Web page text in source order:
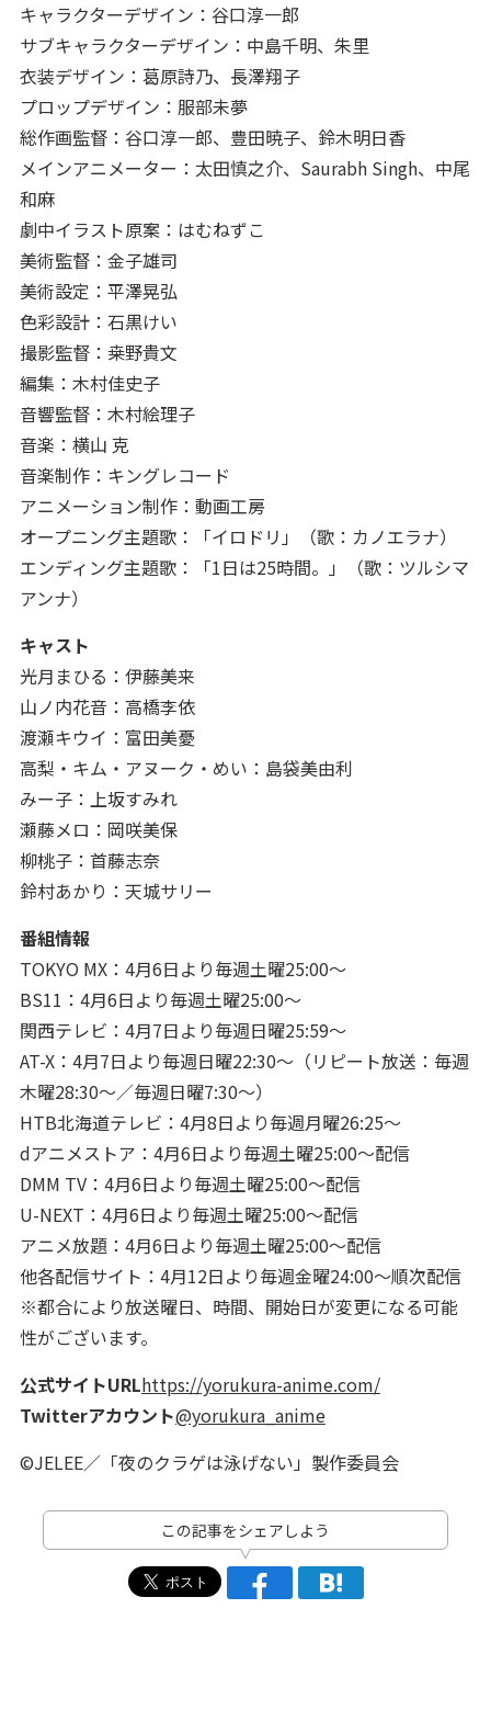
キャラクターデザイン：谷口淳一郎
サブキャラクターデザイン：中島千明、朱里
衣装デザイン：葛原詩乃、長澤翔子
プロップデザイン：服部未夢
総作画監督：谷口淳一郎、豊田暁子、鈴木明日香
メインアニメーター：太田慎之介、Saurabh Singh、中尾
和麻
劇中イラスト原案：はむねずこ
美術監督：金子雄司
美術設定：平澤晃弘
色彩設計：石黒けい
撮影監督：桒野貴文
編集：木村佳史子
音響監督：木村絵理子
音楽：横山 克
音楽制作：キングレコード
アニメーション制作：動画工房
オープニング主題歌：「イロドリ」（歌：カノエラナ）
エンディング主題歌：「1日は25時間。」（歌：ツルシマ
アンナ）
キャスト
光月まひる：伊藤美来
山ノ内花音：高橋李依
渡瀬キウイ：富田美憂
高梨・キム・アヌーク・めい：島袋美由利
みー子：上坂すみれ
瀬藤メロ：岡咲美保
柳桃子：首藤志奈
鈴村あかり：天城サリー
番組情報
TOKYO MX：4月6日より毎週土曜25:00～
BS11：4月6日より毎週土曜25:00～
関西テレビ：4月7日より毎週日曜25:59～
AT-X：4月7日より毎週日曜22:30～（リピート放送：毎週
木曜28:30～／毎週日曜7:30～）
HTB北海道テレビ：4月8日より毎週月曜26:25～
dアニメストア：4月6日より毎週土曜25:00～配信
DMM TV：4月6日より毎週土曜25:00～配信
U-NEXT：4月6日より毎週土曜25:00～配信
アニメ放題：4月6日より毎週土曜25:00～配信
他各配信サイト：4月12日より毎週金曜24:00～順次配信
※都合により放送曜日、時間、開始日が変更になる可能
性がございます。
公式サイトURLhttps://yorukura-anime.com/
Twitterアカウント@yorukura_anime
©JELEE／「夜のクラゲは泳げない」製作委員会
この記事をシェアしよう